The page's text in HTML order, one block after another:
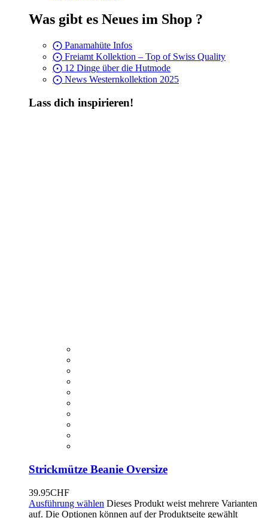
Was gibt es Neues im Shop ?
⨀ Panamahüte Infos
⨀ Freiamt Kollektion – Top of Swiss Quality
⨀ 12 Dinge über die Hutmode
⨀ News Westernkollektion 2025
Lass dich inspirieren!
Strickmütze Beanie Oversize
39.95CHF
Ausführung wählen Dieses Produkt weist mehrere Varianten
auf. Die Optionen können auf der Produktseite gewählt